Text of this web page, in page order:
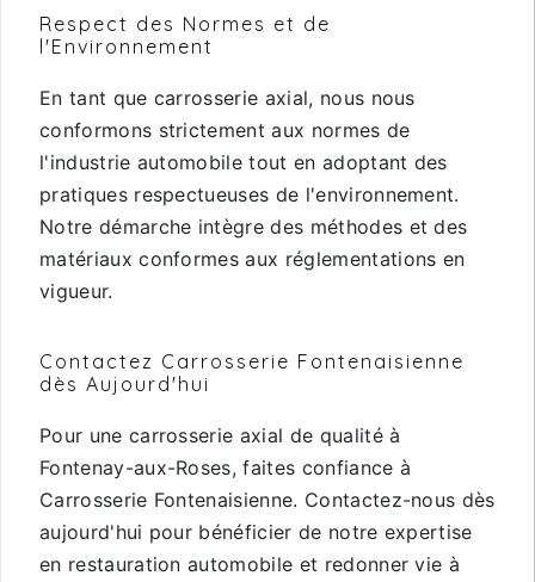
Respect des Normes et de
l'Environnement
En tant que carrosserie axial, nous nous
conformons strictement aux normes de
l'industrie automobile tout en adoptant des
pratiques respectueuses de l'environnement.
Notre démarche intègre des méthodes et des
matériaux conformes aux réglementations en
vigueur.
Contactez Carrosserie Fontenaisienne
dès Aujourd'hui
Pour une carrosserie axial de qualité à
Fontenay-aux-Roses, faites confiance à
Carrosserie Fontenaisienne. Contactez-nous dès
aujourd'hui pour bénéficier de notre expertise
en restauration automobile et redonner vie à